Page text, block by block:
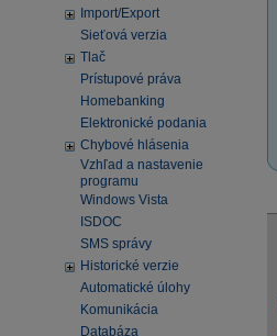
Import/Export
Sieťová verzia
Tlač
Prístupové práva
Homebanking
Elektronické podania
Chybové hlásenia
Vzhľad a nastavenie
programu
Windows Vista
ISDOC
SMS správy
Historické verzie
Automatické úlohy
Komunikácia
Databáza